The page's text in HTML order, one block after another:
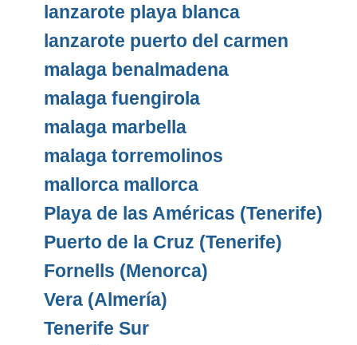
lanzarote playa blanca
lanzarote puerto del carmen
malaga benalmadena
malaga fuengirola
malaga marbella
malaga torremolinos
mallorca mallorca
Playa de las Américas (Tenerife)
Puerto de la Cruz (Tenerife)
Fornells (Menorca)
Vera (Almería)
Tenerife Sur